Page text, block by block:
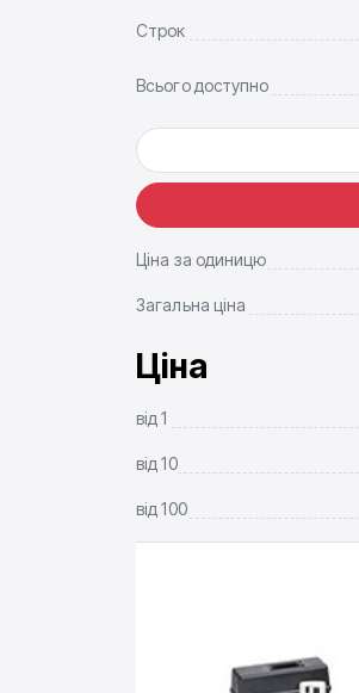
Строк
Всього доступно
Ціна за одиницю
Загальна ціна
Ціна
від1
від10
від100